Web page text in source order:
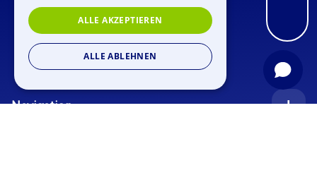
Navigation
ALLE AKZEPTIEREN
ALLE ABLEHNEN